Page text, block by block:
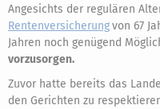
Angesichts der regulären
Rentenversicherungvon 67
Jahren noch genügend
vorzusorgen.
Zuvor hatte bereits das
den Gerichten zu